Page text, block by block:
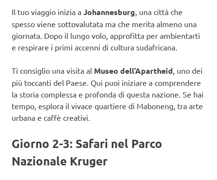
Il tuo viaggio inizia a Johannesburg, una città che
spesso viene sottovalutata ma che merita almeno una
giornata. Dopo il lungo volo, approfitta per ambientarti
e respirare i primi accenni di cultura sudafricana.
Ti consiglio una visita al Museo dell’Apartheid, uno dei
più toccanti del Paese. Qui puoi iniziare a comprendere
la storia complessa e profonda di questa nazione. Se hai
tempo, esplora il vivace quartiere di Maboneng, tra arte
urbana e caffè creativi.
Giorno 2-3: Safari nel Parco
Nazionale Kruger